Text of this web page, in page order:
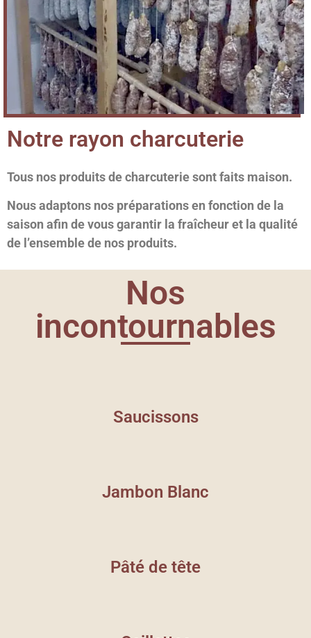
Notre rayon charcuterie
Tous nos produits de charcuterie sont faits maison.
Nous adaptons nos préparations en fonction de la
saison afin de vous garantir la fraîcheur et la qualité
de l’ensemble de nos produits.
Nos
incontournables
Saucissons
Jambon Blanc
Pâté de tête